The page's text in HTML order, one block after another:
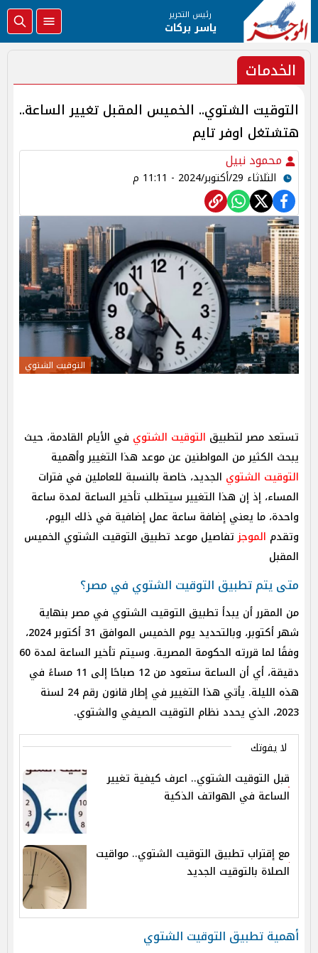
رئيس التحرير
ياسر بركات
الخدمات
التوقيت الشتوي.. الخميس المقبل تغيير الساعة..
هتشتغل اوفر تايم
محمود نبيل
الثلاثاء 29/أكتوبر/2024 - 11:11 م
التوقيت الشتوي
تستعد مصر لتطبيق التوقيت الشتوي في الأيام القادمة، حيث
يبحث الكثير من المواطنين عن موعد هذا التغيير وأهمية
التوقيت الشتوي الجديد، خاصة بالنسبة للعاملين في فترات
المساء، إذ إن هذا التغيير سيتطلب تأخير الساعة لمدة ساعة
واحدة، ما يعني إضافة ساعة عمل إضافية في ذلك اليوم،
وتقدم الموجزتفاصيل موعد تطبيق التوقيت الشتوي الخميس
المقبل
متى يتم تطبيق التوقيت الشتوي في مصر؟
من المقرر أن يبدأ تطبيق التوقيت الشتوي في مصر بنهاية
شهر أكتوبر، وبالتحديد يوم الخميس الموافق 31 أكتوبر 2024،
وفقًا لما قررته الحكومة المصرية. وسيتم تأخير الساعة لمدة 60
دقيقة، أي أن الساعة ستعود من 12 صباحًا إلى 11 مساءً في
هذه الليلة. يأتي هذا التغيير في إطار قانون رقم 24 لسنة
2023، الذي يحدد نظام التوقيت الصيفي والشتوي.
لا يفوتك
قبل التوقيت الشتوي.. اعرف كيفية تغيير
الساعة في الهواتف الذكية
مع إقتراب تطبيق التوقيت الشتوي.. مواقيت
الصلاة بالتوقيت الجديد
أهمية تطبيق التوقيت الشتوي